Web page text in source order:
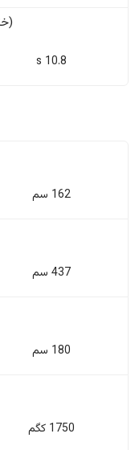
10.8 s
162 سم
437 سم
180 سم
1750 کگم